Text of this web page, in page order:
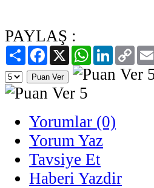
PAYLAŞ :
PaylaşFacebook
X WhatsAppLinkedIn
Copy
Link
Yorumlar (0)
Yorum Yaz
Tavsiye Et
Haberi Yazdir